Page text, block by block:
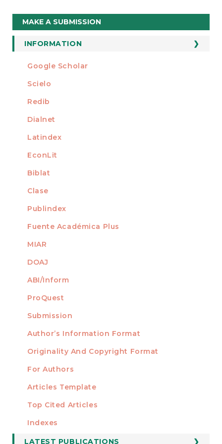
Make
a
Submission
MAKE A SUBMISSION
INFORMATION
For Readers
For Librarians
INDEXED AT
Google Scholar
Scielo
Redib
Dialnet
Latindex
EconLit
Biblat
Clase
Publindex
Fuente Académica Plus
MIAR
DOAJ
ABI/Inform
ProQuest
AUTHORS
Submission
Author’s Information Format
Originality And Copyright Format
For Authors
Articles Template
STATISTICS
Top Cited Articles
Indexes
LATEST PUBLICATIONS